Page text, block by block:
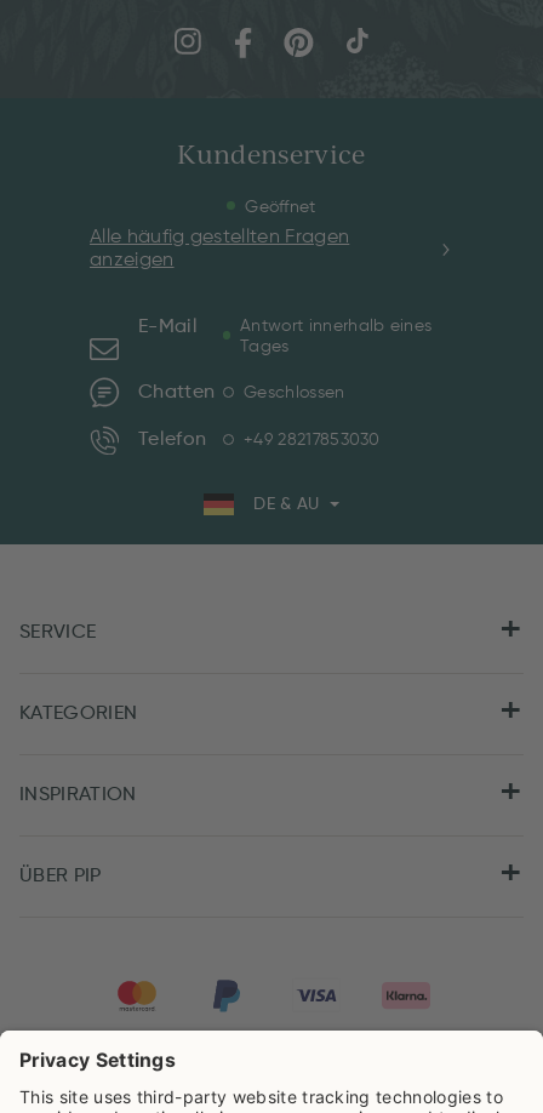
Kundenservice
Geöffnet
Alle häufig gestellten Fragen
anzeigen
E-Mail
Antwort innerhalb eines
Tages
Chatten Geschlossen
Telefon +49 28217853030
DE & AU
SERVICE
KATEGORIEN
INSPIRATION
ÜBER PIP